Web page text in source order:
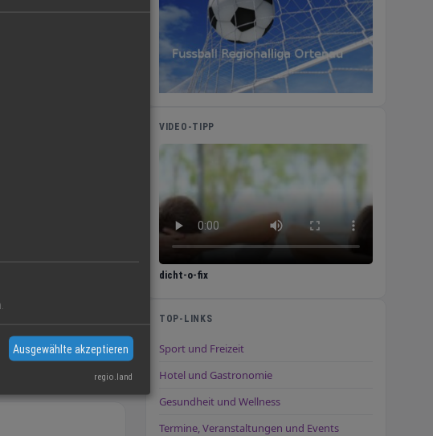
VIDEO-TIPP
dicht-o-fix
TOP-LINKS
Sport und Freizeit
Hotel und Gastronomie
Gesundheit und Wellness
Termine, Veranstaltungen und Events
Ausgewählte akzeptieren
regio.land